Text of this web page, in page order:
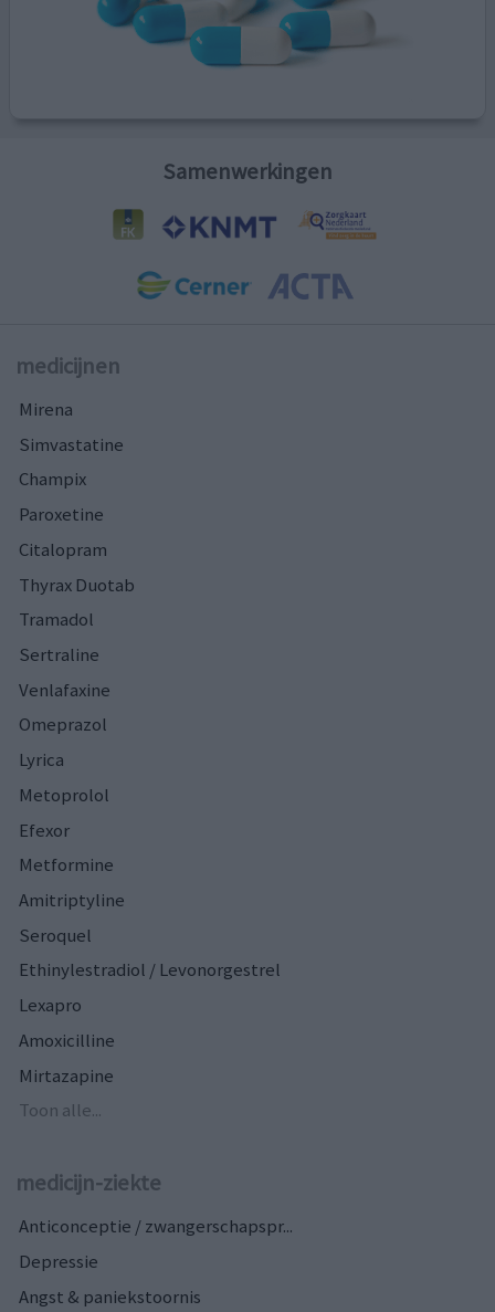
Samenwerkingen
medicijnen
Mirena
Simvastatine
Champix
Paroxetine
Citalopram
Thyrax Duotab
Tramadol
Sertraline
Venlafaxine
Omeprazol
Lyrica
Metoprolol
Efexor
Metformine
Amitriptyline
Seroquel
Ethinylestradiol / Levonorgestrel
Lexapro
Amoxicilline
Mirtazapine
Toon alle...
medicijn-ziekte
Anticonceptie / zwangerschapspr...
Depressie
Angst & paniekstoornis